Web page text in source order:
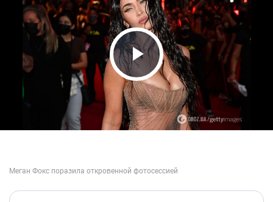
Play Video